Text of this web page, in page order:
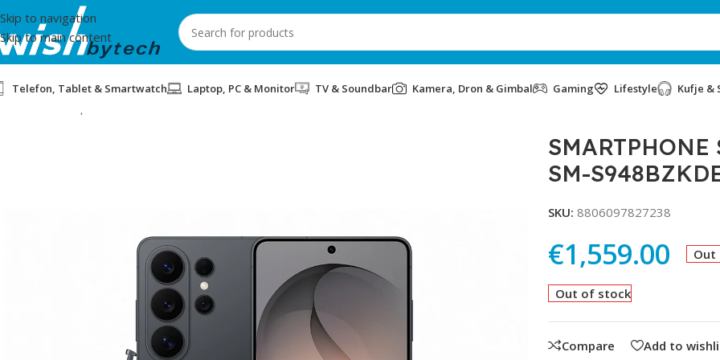
Skip to navigation
Skip to main content
Telefon, Tablet & Smartwatch Laptop, PC & Monitor TV & Soundbar Kamera, Dron & Gimbal Gaming Lifestyle Kufje &
SMARTPHONE
SM-
SKU: 8806097827238
€1,559.00 Out
Out of stock
Compare Add to